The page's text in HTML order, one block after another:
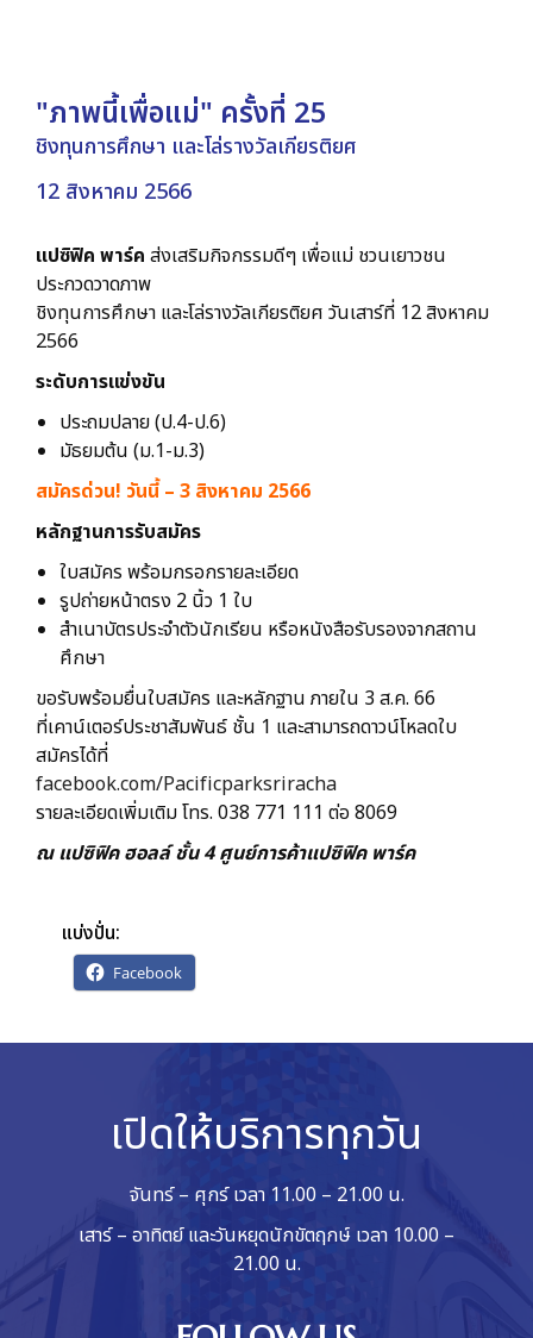
"ภาพนี้เพื่อแม่" ครั้งที่ 25
ชิงทุนการศึกษา และโล่รางวัลเกียรติยศ
12 สิงหาคม 2566
แปซิฟิค พาร์ค ส่งเสริมกิจกรรมดีๆ เพื่อแม่ ชวนเยาวชน
ประกวดวาดภาพ
ชิงทุนการศึกษา และโล่รางวัลเกียรติยศ วันเสาร์ที่ 12 สิงหาคม
2566
ระดับการแข่งขัน
ประถมปลาย (ป.4-ป.6)
มัธยมต้น (ม.1-ม.3)
สมัครด่วน! วันนี้ – 3 สิงหาคม 2566
หลักฐานการรับสมัคร
ใบสมัคร พร้อมกรอกรายละเอียด
รูปถ่ายหน้าตรง 2 นิ้ว 1 ใบ
สำเนาบัตรประจำตัวนักเรียน หรือหนังสือรับรองจากสถาน
ศึกษา
ขอรับพร้อมยื่นใบสมัคร และหลักฐาน ภายใน 3 ส.ค. 66
ที่เคาน์เตอร์ประชาสัมพันธ์ ชั้น 1 และสามารถดาวน์โหลดใบ
สมัครได้ที่
facebook.com/Pacificparksriracha
รายละเอียดเพิ่มเติม โทร. 038 771 111 ต่อ 8069
ณ แปซิฟิค ฮอลล์ ชั้น 4 ศูนย์การค้าแปซิฟิค พาร์ค
แบ่งปั่น:
Facebook
เปิดให้บริการทุกวัน
จันทร์ – ศุกร์ เวลา 11.00 – 21.00 น.
เสาร์ – อาทิตย์ และวันหยุดนักขัตฤกษ์ เวลา 10.00 –
21.00 น.